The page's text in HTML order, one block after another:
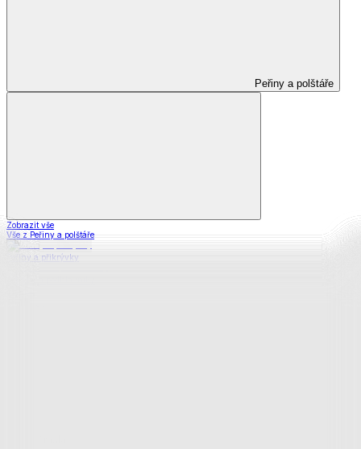
Peřiny a polštáře
Zobrazit vše
Vše z Peřiny a polštáře
Peřiny a přikrývky